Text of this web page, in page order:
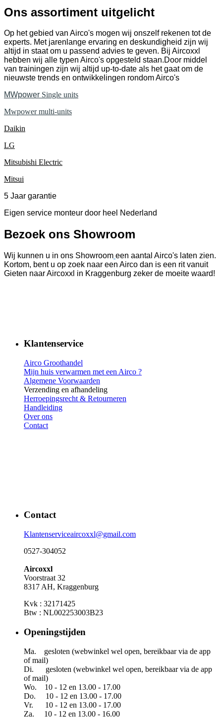
Ons assortiment uitgelicht
Op het gebied van Airco's mogen wij onszelf rekenen tot de
experts. Met jarenlange ervaring en deskundigheid zijn wij
altijd in staat om u passend advies te geven. Bij Aircoxxl
hebben wij alle typen Airco's opgesteld staan.Door middel
van trainingen zijn wij altijd up-to-date als het gaat om de
nieuwste trends en ontwikkelingen rondom Airco's
MWpower Single units
Mwpower multi-units
Daikin
LG
Mitsubishi Electric
Mitsui
5 Jaar garantie
Eigen service monteur door heel Nederland
Bezoek ons Showroom
Wij kunnen u in ons Showroom een aantal Airco's laten zien.
Kortom, bent u op zoek naar een Airco dan is een rit vanuit
Gieten naar Aircoxxl in Kraggenburg zeker de moeite waard!
Klantenservice
Airco Groothandel
Mijn huis verwarmen met een Airco ?
Algemene Voorwaarden
Verzending en afhandeling
Herroepingsrecht & Retourneren
Handleiding
Over ons
Contact
Contact
Klantenserviceaircoxxl@gmail.com
0527-304052
Aircoxxl
Voorstraat 32
8317 AH, Kraggenburg
Kvk : 32171425
Btw : NL002253003B23
Openingstijden
Ma. gesloten (webwinkel wel open, bereikbaar via de app
of mail)
Di. gesloten (webwinkel wel open, bereikbaar via de app
of mail)
Wo. 10 - 12 en 13.00 - 17.00
Do. 10 - 12 en 13.00 - 17.00
Vr. 10 - 12 en 13.00 - 17.00
Za. 10 - 12 en 13.00 - 16.00